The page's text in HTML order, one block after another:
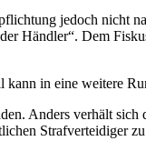
jedoch nicht
Händler“. Dem
kann in eine weitere
Anders verhält
Strafverteidiger